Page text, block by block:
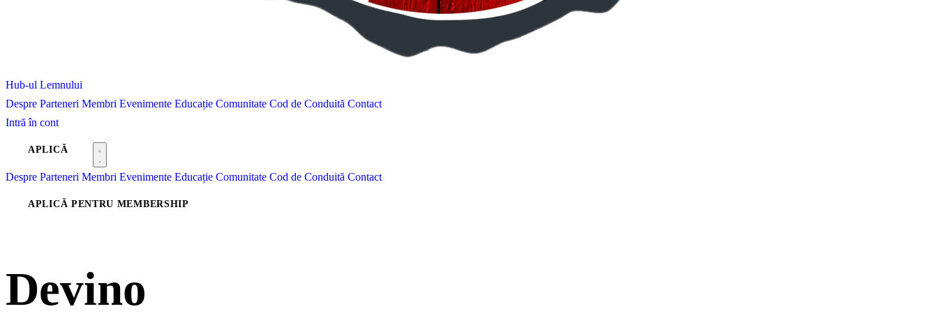
Hub-ul Lemnului
Despre Parteneri Membri Evenimente Educație Comunitate Cod de Conduită Contact
Intră în cont
APLICĂ
Despre Parteneri Membri Evenimente Educație Comunitate Cod de Conduită Contact
APLICĂ PENTRU MEMBERSHIP
Devino